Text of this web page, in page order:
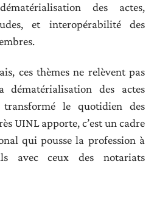
des actes,
et interopérabilité des
ces thèmes ne relèvent pas
dématérialisation des actes
le quotidien des
UINL apporte, c’est un cadre
qui pousse la profession à
avec ceux des notariats